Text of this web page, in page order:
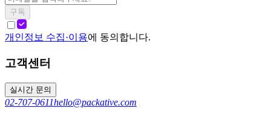
구독
개인정보 수집·이용에 동의합니다.
고객센터
실시간 문의
02-707-0611hello@packative.com